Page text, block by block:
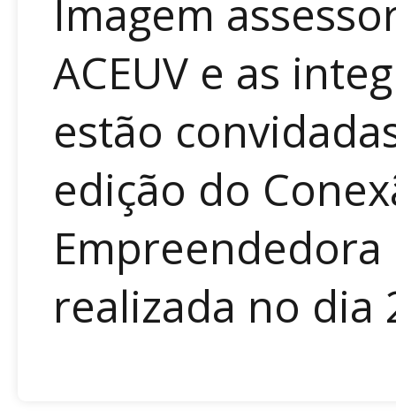
Imagem
ACEUV e as
estão
edição do
Empreendedora
realizada no dia